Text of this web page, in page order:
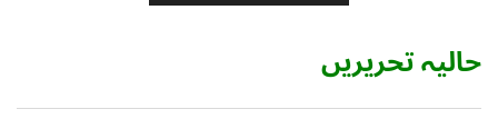
حالیہ تحریریں